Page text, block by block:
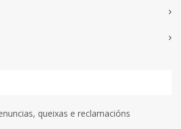
queixas e reclamacións